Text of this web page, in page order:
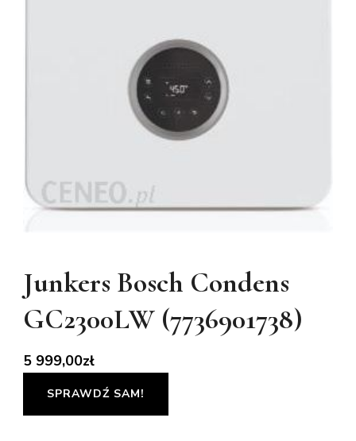
Junkers Bosch Condens
GC2300LW (7736901738)
5 999,00zł
SPRAWDŹ SAM!